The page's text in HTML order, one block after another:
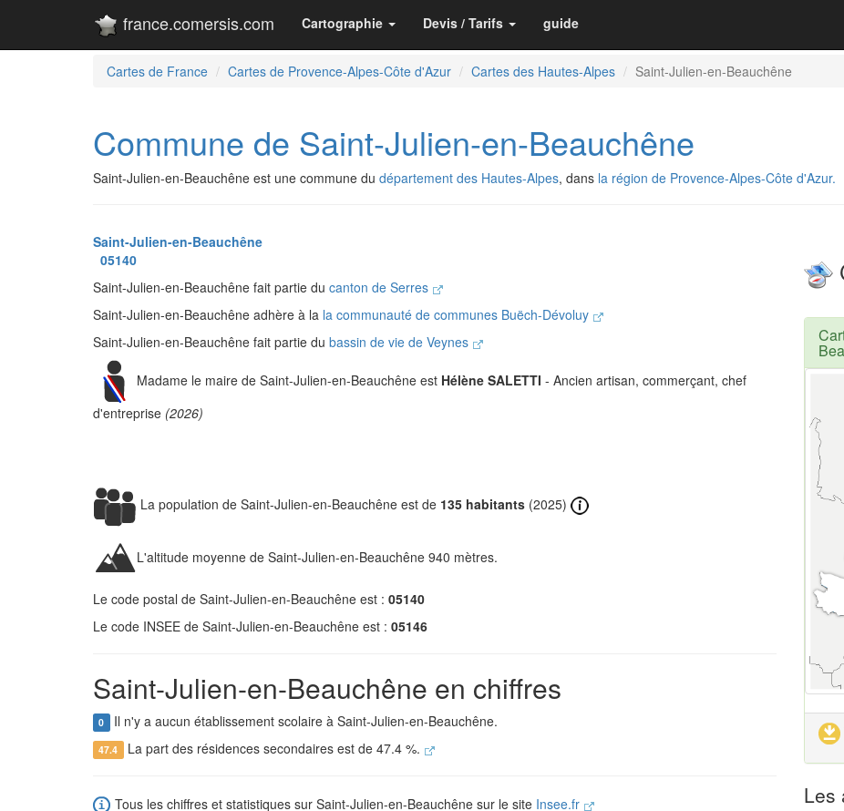
france.comersis.com Cartographie Devis / Tarifs guide
Cartes de France Cartes de Provence-Alpes-Côte d'Azur Cartes des Hautes-Alpes Saint-Julien-en-Beauchêne
Commune de Saint-Julien-en-Beauchêne
Saint-Julien-en-Beauchêne est une commune du département des Hautes-Alpes, dans la région de Provence-Alpes-Côte d'Azur.
Saint-Julien-en-Beauchêne
05140
Saint-Julien-en-Beauchêne fait partie du canton de Serres
Saint-Julien-en-Beauchêne adhère à la la communauté de communes Buëch-Dévoluy
Saint-Julien-en-Beauchêne fait partie du bassin de vie de Veynes
Madame le maire de Saint-Julien-en-Beauchêne est Hélène SALETTI - Ancien artisan, commerçant, chef
d'entreprise (2026)
La population de Saint-Julien-en-Beauchêne est de 135 habitants (2025)
L'altitude moyenne de Saint-Julien-en-Beauchêne 940 mètres.
Le code postal de Saint-Julien-en-Beauchêne est : 05140
Le code INSEE de Saint-Julien-en-Beauchêne est : 05146
Saint-Julien-en-Beauchêne en chiffres
0 Il n'y a aucun établissement scolaire à Saint-Julien-en-Beauchêne.
47.4 La part des résidences secondaires est de 47.4 %.
Tous les chiffres et statistiques sur Saint-Julien-en-Beauchêne sur le site Insee.fr Les